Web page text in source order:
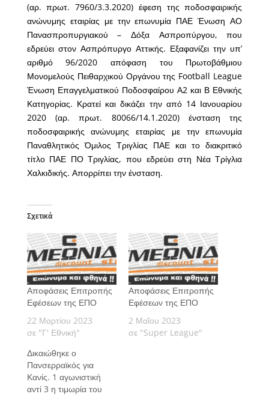
(αρ. πρωτ. 7960/3.3.2020) έφεση της ποδοσφαιρικής
ανώνυμης εταιρίας με την επωνυμία ΠΑΕ Ένωση ΑΟ
Πανασπροπυργιακού – Δόξα Ασπροπύργου, που
εδρεύει στον Ασπρόπυργο Αττικής. Εξαφανίζει την υπ’
αριθμό 96/2020 απόφαση του Πρωτοβάθμιου
Μονομελούς Πειθαρχικού Οργάνου της Football League
Ένωση Επαγγελματικού Ποδοσφαίρου Α2 και Β Εθνικής
Κατηγορίας. Κρατεί και δικάζει την από 14 Ιανουαρίου
2020 (αρ. πρωτ. 80066/14.1.2020) ένσταση της
ποδοσφαιρικής ανώνυμης εταιρίας με την επωνυμία
Παναθλητικός Όμιλος Τριγλίας ΠΑΕ και το διακριτικό
τίτλο ΠΑΕ ΠΟ Τριγλίας, που εδρεύει στη Νέα Τρίγλια
Χαλκιδικής. Απορρίπει την ένσταση.
Σχετικά
Αποφάσεις Επιτροπής
Εφέσεων της ΕΠΟ
22 Μαρτίου 2023
σε "Γ' Εθνική"
Αποφάσεις Επιτροπής
Εφέσεων της ΕΠΟ
2 Μαΐου 2023
σε "Super League"
Δικαιώθηκε ο
Πανσερραϊκός για
Κανίς. 1 αγωνιστική
αντί 3 η τιμωρία του